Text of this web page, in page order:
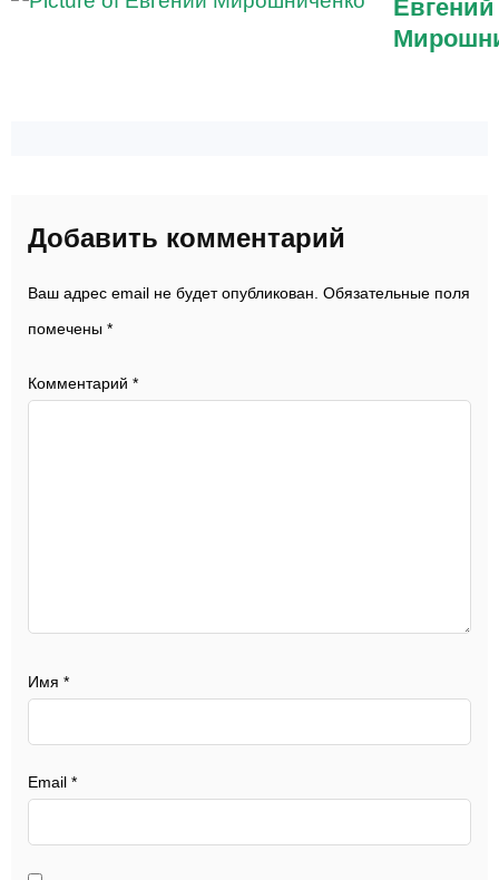
Евгений
Добавить комментарий
Ваш адрес email не будет опубликован. Обязательные поля
помечены *
Комментарий *
Имя *
Email *